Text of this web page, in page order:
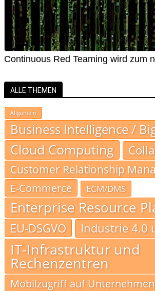
Continuous Red Teaming wird zum
ALLE THEMEN
Allgemein
Business Intelligence /
Cloud Computing
Customer Relationship
E-Commerce
ECM/DMS
Enterprise Resource
EU-DSGVO Industrie 4.0
IT-Infrastruktur und
Rechenzentren
Mobilzugriff auf